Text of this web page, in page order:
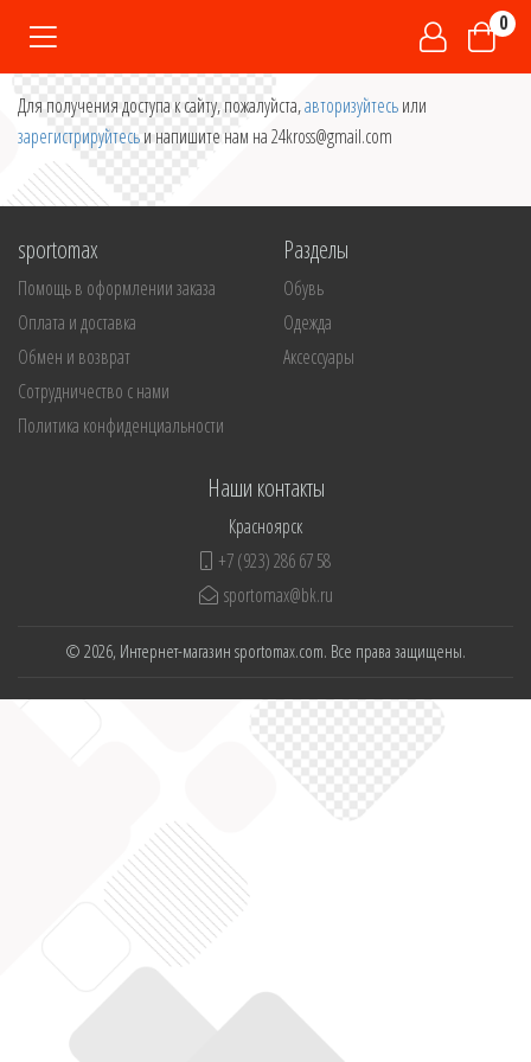
0
Для получения доступа к сайту, пожалуйста,авторизуйтесьили
зарегистрируйтесьи напишите нам на 24kross@gmail.com
sportomax
Помощь в оформлении заказа
Оплата и доставка
Обмен и возврат
Сотрудничество с нами
Политика конфиденциальности
Разделы
Обувь
Одежда
Аксессуары
Наши контакты
Красноярск
+7 (923) 286 67 58
sportomax@bk.ru
© 2026, Интернет-магазин sportomax.com. Все права защищены.